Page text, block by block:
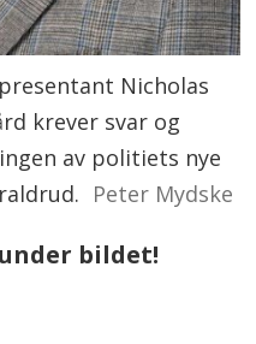
Nicholas
krever svar og
av politiets nye
Peter Mydske
bildet!